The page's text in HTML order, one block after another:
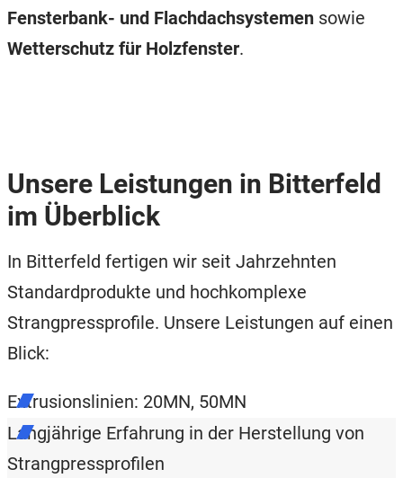
Fensterbank- und Flachdachsystemen sowie
Wetterschutz für Holzfenster.
Unsere Leistungen in Bitterfeld
im Überblick
In Bitterfeld fertigen wir seit Jahrzehnten
Standardprodukte und hochkomplexe
Strangpressprofile. Unsere Leistungen auf einen
Blick:
Extrusionslinien: 20MN, 50MN
Langjährige Erfahrung in der Herstellung von
Strangpressprofilen